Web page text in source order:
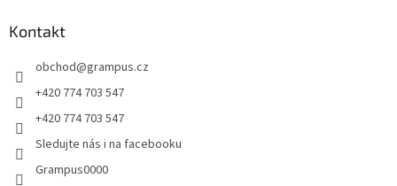
Kontakt
obchod@grampus.cz
+420 774 703 547
+420 774 703 547
Sledujte nás i na facebooku
Grampus0000